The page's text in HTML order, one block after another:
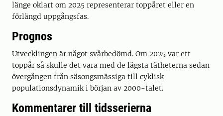
länge oklart om 2025 representerar toppåret eller en
förlängd uppgångsfas.
Prognos
Utvecklingen är något svårbedömd. Om 2025 var ett
toppår så skulle det vara med de lägsta tätheterna sedan
övergången från säsongsmässiga till cyklisk
populationsdynamik i början av 2000-talet.
Kommentarer till tidsserierna